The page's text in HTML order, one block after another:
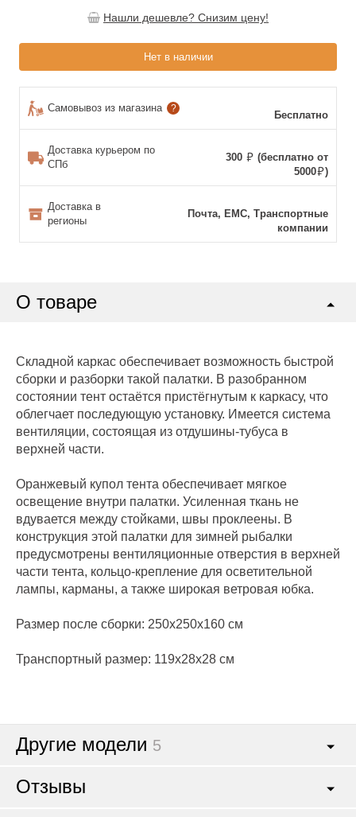
Нашли дешевле? Снизим цену!
Нет в наличии
Самовывоз из магазина ?
Бесплатно
Доставка курьером по
СПб
300
(бесплатно от
5000
)
Доставка в
регионы
Почта, ЕМС, Транспортные
компании
О товаре
Складной каркас обеспечивает возможность быстрой
сборки и разборки такой палатки. В разобранном
состоянии тент остаётся пристёгнутым к каркасу, что
облегчает последующую установку. Имеется система
вентиляции, состоящая из отдушины-тубуса в
верхней части.
Оранжевый купол тента обеспечивает мягкое
освещение внутри палатки. Усиленная ткань не
вдувается между стойками, швы проклеены. В
конструкция этой палатки для зимней рыбалки
предусмотрены вентиляционные отверстия в верхней
части тента, кольцо-крепление для осветительной
лампы, карманы, а также широкая ветровая юбка.
Размер после сборки: 250x250x160 см
Транспортный размер: 119x28x28 см
Другие модели 5
Отзывы